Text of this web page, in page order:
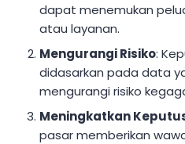
dapat menemukan
atau layanan.
Mengurangi Risiko:
didasarkan pada data
mengurangi risiko
Meningkatkan
pasar memberikan